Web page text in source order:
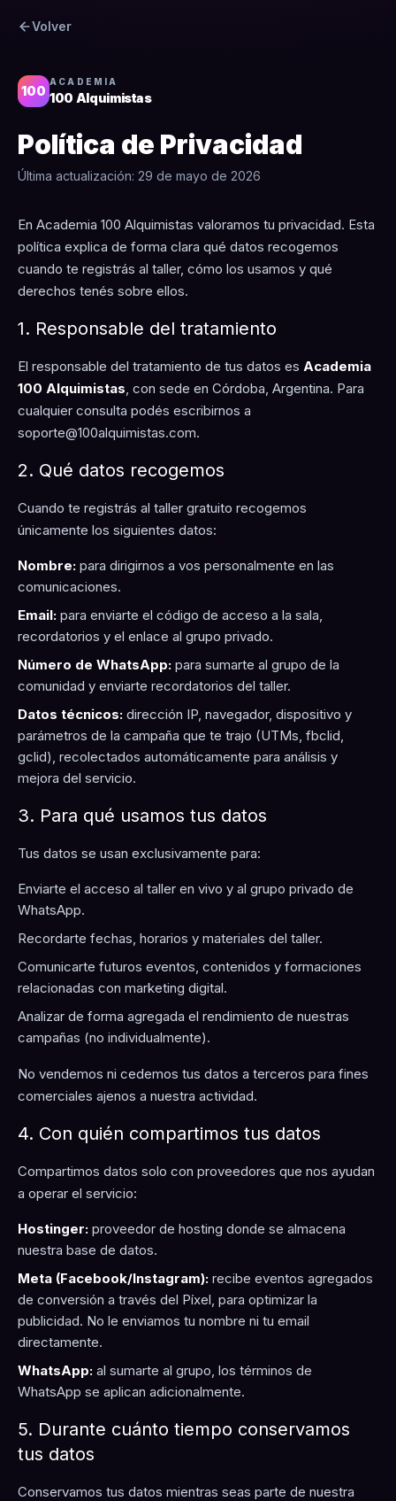
Volver
100
ACADEMIA
100 Alquimistas
Política de Privacidad
Última actualización: 29 de mayo de 2026
En Academia 100 Alquimistas valoramos tu privacidad. Esta
política explica de forma clara qué datos recogemos
cuando te registrás al taller, cómo los usamos y qué
derechos tenés sobre ellos.
1. Responsable del tratamiento
El responsable del tratamiento de tus datos es Academia
100 Alquimistas, con sede en Córdoba, Argentina. Para
cualquier consulta podés escribirnos a
soporte@100alquimistas.com.
2. Qué datos recogemos
Cuando te registrás al taller gratuito recogemos
únicamente los siguientes datos:
Nombre: para dirigirnos a vos personalmente en las
comunicaciones.
Email: para enviarte el código de acceso a la sala,
recordatorios y el enlace al grupo privado.
Número de WhatsApp: para sumarte al grupo de la
comunidad y enviarte recordatorios del taller.
Datos técnicos: dirección IP, navegador, dispositivo y
parámetros de la campaña que te trajo (UTMs, fbclid,
gclid), recolectados automáticamente para análisis y
mejora del servicio.
3. Para qué usamos tus datos
Tus datos se usan exclusivamente para:
Enviarte el acceso al taller en vivo y al grupo privado de
WhatsApp.
Recordarte fechas, horarios y materiales del taller.
Comunicarte futuros eventos, contenidos y formaciones
relacionadas con marketing digital.
Analizar de forma agregada el rendimiento de nuestras
campañas (no individualmente).
No vendemos ni cedemos tus datos a terceros para fines
comerciales ajenos a nuestra actividad.
4. Con quién compartimos tus datos
Compartimos datos solo con proveedores que nos ayudan
a operar el servicio:
Hostinger: proveedor de hosting donde se almacena
nuestra base de datos.
Meta (Facebook/Instagram): recibe eventos agregados
de conversión a través del Píxel, para optimizar la
publicidad. No le enviamos tu nombre ni tu email
directamente.
WhatsApp: al sumarte al grupo, los términos de
WhatsApp se aplican adicionalmente.
5. Durante cuánto tiempo conservamos
tus datos
Conservamos tus datos mientras seas parte de nuestra